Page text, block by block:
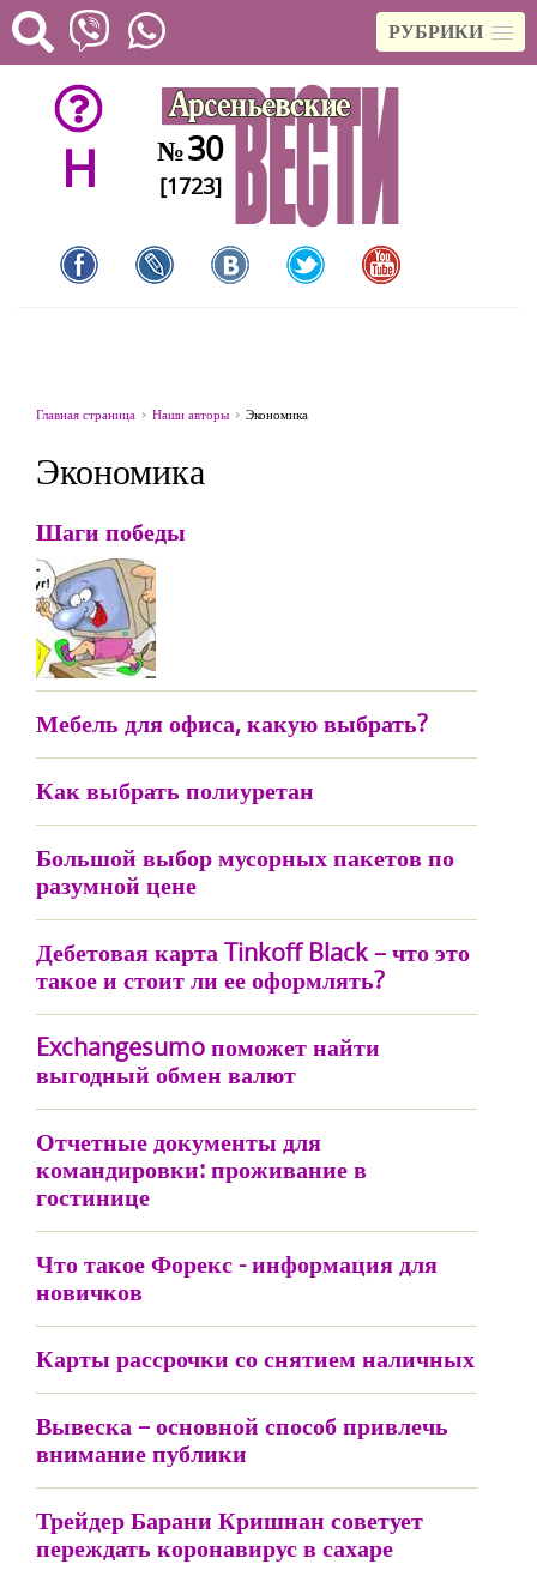
РУБРИКИ
H №30
[1723]
Главная страница Наши авторы Экономика
Экономика
Шаги победы
Мебель для офиса, какую выбрать?
Как выбрать полиуретан
Большой выбор мусорных пакетов по
разумной цене
Дебетовая карта Tinkoff Black – что это
такое и стоит ли ее оформлять?
Exchangesumo поможет найти
выгодный обмен валют
Отчетные документы для
командировки: проживание в
гостинице
Что такое Форекс - информация для
новичков
Карты рассрочки со снятием наличных
Вывеска – основной способ привлечь
внимание публики
Трейдер Барани Кришнан советует
переждать коронавирус в сахаре